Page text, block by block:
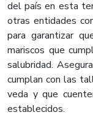
del país en esta
otras entidades
para garantizar
mariscos que
salubridad.
cumplan con las
veda y que
establecidos.